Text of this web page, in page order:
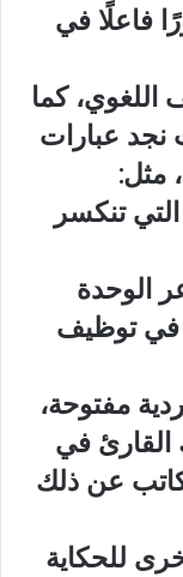
فاعلًا في
اللغوي، كما
نجد عبارات
مثل:
تنكسر
الوحدة
في توظيف
مفتوحة،
القارئ في
عن ذلك
للحكاية